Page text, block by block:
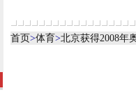
首页>体育>北京获得2008年